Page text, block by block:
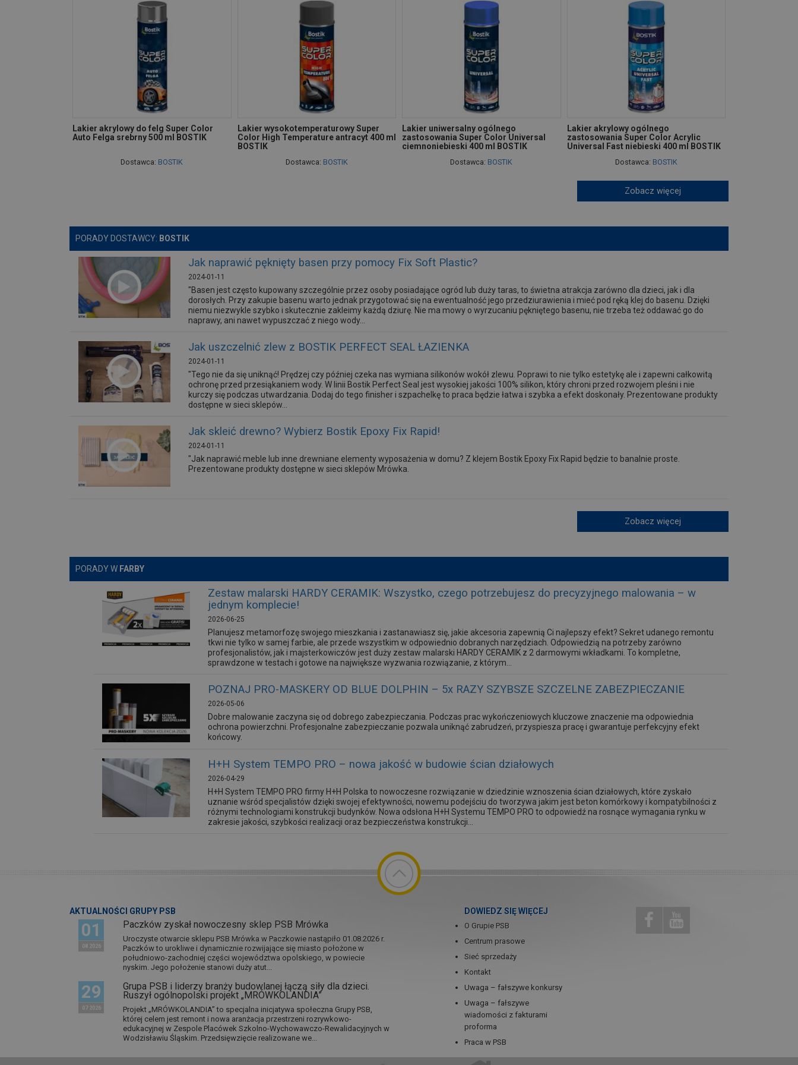
Lakier akrylowy do felg Super Color
Auto Felga srebrny 500 ml BOSTIK
Dostawca: BOSTIK
Lakier wysokotemperaturowy Super
Color High Temperature antracyt 400 ml
BOSTIK
Dostawca: BOSTIK
Lakier uniwersalny ogólnego
zastosowania Super Color Universal
ciemnoniebieski 400 ml BOSTIK
Dostawca: BOSTIK
Lakier akrylowy ogólnego
zastosowania Super Color Acrylic
Universal Fast niebieski 400 ml BOSTIK
Dostawca: BOSTIK
Zobacz więcej
PORADY DOSTAWCY: BOSTIK
Jak naprawić pęknięty basen przy pomocy Fix Soft Plastic?
2024-01-11
"Basen jest często kupowany szczególnie przez osoby posiadające ogród lub duży taras, to świetna atrakcja zarówno dla dzieci, jak i dla
dorosłych. Przy zakupie basenu warto jednak przygotować się na ewentualność jego przedziurawienia i mieć pod ręką klej do basenu. Dzięki
niemu niezwykle szybko i skutecznie zakleimy każdą dziurę. Nie ma mowy o wyrzucaniu pękniętego basenu, nie trzeba też oddawać go do
naprawy, ani nawet wypuszczać z niego wody...
Jak uszczelnić zlew z BOSTIK PERFECT SEAL ŁAZIENKA
2024-01-11
"Tego nie da się uniknąć! Prędzej czy później czeka nas wymiana silikonów wokół zlewu. Poprawi to nie tylko estetykę ale i zapewni całkowitą
ochronę przed przesiąkaniem wody. W linii Bostik Perfect Seal jest wysokiej jakości 100% silikon, który chroni przed rozwojem pleśni i nie
kurczy się podczas utwardzania. Dodaj do tego finisher i szpachelkę to praca będzie łatwa i szybka a efekt doskonały. Prezentowane produkty
dostępne w sieci sklepów...
Jak skleić drewno? Wybierz Bostik Epoxy Fix Rapid!
2024-01-11
"Jak naprawić meble lub inne drewniane elementy wyposażenia w domu? Z klejem Bostik Epoxy Fix Rapid będzie to banalnie proste.
Prezentowane produkty dostępne w sieci sklepów Mrówka.
Zobacz więcej
PORADY W FARBY
Zestaw malarski HARDY CERAMIK: Wszystko, czego potrzebujesz do precyzyjnego malowania – w
jednym komplecie!
2026-06-25
Planujesz metamorfozę swojego mieszkania i zastanawiasz się, jakie akcesoria zapewnią Ci najlepszy efekt? Sekret udanego remontu
tkwi nie tylko w samej farbie, ale przede wszystkim w odpowiednio dobranych narzędziach. Odpowiedzią na potrzeby zarówno
profesjonalistów, jak i majsterkowiczów jest duży zestaw malarski HARDY CERAMIK z 2 darmowymi wkładkami. To kompletne,
sprawdzone w testach i gotowe na największe wyzwania rozwiązanie, z którym...
POZNAJ PRO-MASKERY OD BLUE DOLPHIN – 5x RAZY SZYBSZE SZCZELNE ZABEZPIECZANIE
2026-05-06
Dobre malowanie zaczyna się od dobrego zabezpieczania. Podczas prac wykończeniowych kluczowe znaczenie ma odpowiednia
ochrona powierzchni. Profesjonalne zabezpieczanie pozwala uniknąć zabrudzeń, przyspiesza pracę i gwarantuje perfekcyjny efekt
końcowy.
H+H System TEMPO PRO – nowa jakość w budowie ścian działowych
2026-04-29
H+H System TEMPO PRO firmy H+H Polska to nowoczesne rozwiązanie w dziedzinie wznoszenia ścian działowych, które zyskało
uznanie wśród specjalistów dzięki swojej efektywności, nowemu podejściu do tworzywa jakim jest beton komórkowy i kompatybilności z
różnymi technologiami konstrukcji budynków. Nowa odsłona H+H Systemu TEMPO PRO to odpowiedź na rosnące wymagania rynku w
zakresie jakości, szybkości realizacji oraz bezpieczeństwa konstrukcji...
AKTUALNOŚCI GRUPY PSB
01
08 2026
Paczków zyskał nowoczesny sklep PSB Mrówka
Uroczyste otwarcie sklepu PSB Mrówka w Paczkowie nastąpiło 01.08.2026 r.
Paczków to urokliwe i dynamicznie rozwijające się miasto położone w
południowo-zachodniej części województwa opolskiego, w powiecie
nyskim. Jego położenie stanowi duży atut...
29
07 2026
Grupa PSB i liderzy branży budowlanej łączą siły dla dzieci.
Ruszył ogólnopolski projekt „MRÓWKOLANDIA”
Projekt „MRÓWKOLANDIA” to specjalna inicjatywa społeczna Grupy PSB,
której celem jest remont i nowa aranżacja przestrzeni rozrywkowo-
edukacyjnej w Zespole Placówek Szkolno-Wychowawczo-Rewalidacyjnych w
Wodzisławiu Śląskim. Przedsięwzięcie realizowane we...
DOWIEDZ SIĘ WIĘCEJ
O Grupie PSB
Centrum prasowe
Sieć sprzedaży
Kontakt
Uwaga – fałszywe konkursy
Uwaga – fałszywe
wiadomości z fakturami
proforma
Praca w PSB